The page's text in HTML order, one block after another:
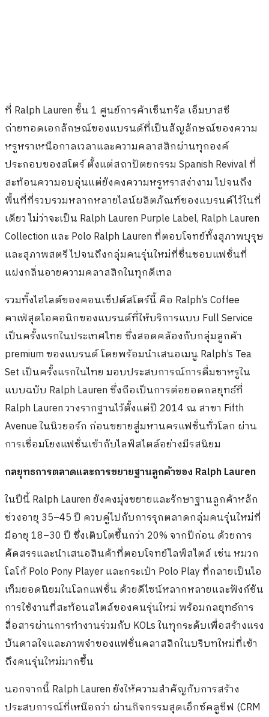
ที่ Ralph Lauren ชั้น 1 ศูนย์การค้าเซ็นทรัล เอ็มบาสซี
ถ่ายทอดเอกลักษณ์ของแบรนด์ที่เป็นสัญลักษณ์ของความ
หรูหราเหนือกาลเวลาและความคลาสสิกผ่านทุกองค์
ประกอบของสโตร์ ตั้งแต่สถาปัตยกรรม Spanish Revival ที่
สะท้อนความอบอุ่นแต่ยังคงความหรูหราสง่างาม ไปจนถึง
พื้นที่ที่รวบรวมหลากหลายไลน์ผลิตภัณฑ์ของแบรนด์ไว้ในที่
เดียว ไม่ว่าจะเป็น Ralph Lauren Purple Label, Ralph Lauren
Collection และ Polo Ralph Lauren ที่ตอบโจทย์ทั้งสุภาพบุรุษ
และสุภาพสตรี ไปจนถึงกลุ่มคนรุ่นใหม่ที่ชื่นชอบแฟชั่นที่
แฝงกลิ่นอายความคลาสสิกในทุกดีเทล
รวมทั้งไฮไลต์ของคอนเซ็ปต์สโตร์นี้ คือ Ralph’s Coffee
คาเฟ่สุดไอคอนิกของแบรนด์ที่ให้บริการแบบ Full Service
เป็นครั้งแรกในประเทศไทย ซึ่งสอดคล้องกับกลุ่มลูกค้า
premium ของแบรนด์ โดยพร้อมนำเสนอเมนู Ralph’s Tea
Set เป็นครั้งแรกในไทย มอบประสบการณ์การดื่มชาหรูใน
แบบฉบับ Ralph Lauren ซึ่งถือเป็นการต่อยอดกลยุทธ์ที่
Ralph Lauren วางรากฐานไว้ตั้งแต่ปี 2014 ณ สาขา Fifth
Avenue ในนิวยอร์ก ก่อนขยายสู่มหานครแฟชั่นทั่วโลก ผ่าน
การเชื่อมโยงแฟชั่นเข้ากับไลฟ์สไตล์อย่างมีรสนิยม
กลยุทธการตลาดและการขยายฐานลูกค้าของ Ralph Lauren
ในปีนี้ Ralph Lauren ยังคงมุ่งขยายและรักษาฐานลูกค้าหลัก
ช่วงอายุ 35–45 ปี ควบคู่ไปกับการรุกตลาดกลุ่มคนรุ่นใหม่ที่
มีอายุ 18–30 ปี ซึ่งเติบโตขึ้นกว่า 20% จากปีก่อน ด้วยการ
คัดสรรและนำเสนอสินค้าที่ตอบโจทย์ไลฟ์สไตล์ เช่น หมวก
โลโก้ Polo Pony Player และกระเป๋า Polo Play ที่กลายเป็นไอ
เท็มยอดนิยมในโลกแฟชั่น ด้วยดีไซน์หลากหลายและฟังก์ชัน
การใช้งานที่สะท้อนสไตล์ของคนรุ่นใหม่ พร้อมกลยุทธ์การ
สื่อสารผ่านการทำงานร่วมกับ KOLs ในทุกระดับเพื่อสร้างแรง
บันดาลใจและภาพจำของแฟชั่นคลาสสิกในบริบทใหม่ที่เข้า
ถึงคนรุ่นใหม่มากขึ้น
นอกจากนี้ Ralph Lauren ยังให้ความสำคัญกับการสร้าง
ประสบการณ์ที่เหนือกว่า ผ่านกิจกรรมสุดเอ็กซ์คลูซีฟ (CRM